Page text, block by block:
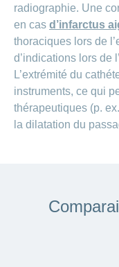
radiographie. Une
en cas d’infarctus
thoraciques lors de
d’indications lors de
L’extrémité du
instruments, ce qui
thérapeutiques (p.
la dilatation du